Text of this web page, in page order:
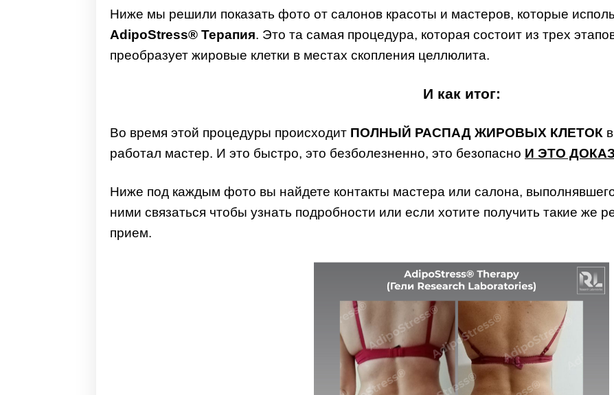
Ниже мы решили показать фото от салонов красоты и мастеров, которые
AdipoStress® Терапия. Это та самая процедура, которая состоит из трех
преобразует жировые клетки в местах скопления целлюлита.
И как итог:
Во время этой процедуры происходит ПОЛНЫЙ РАСПАД ЖИРОВЫХ КЛЕТОК
работал мастер. И это быстро, это безболезненно, это безопасно И ЭТО
Ниже под каждым фото вы найдете контакты мастера или салона,
ними связаться чтобы узнать подробности или если хотите получить такие же
прием.